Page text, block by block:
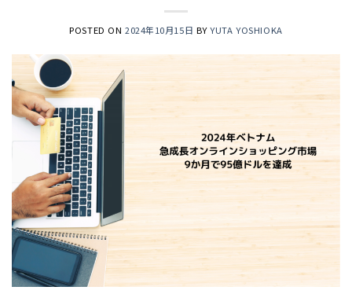
POSTED ON 2024年10月15日 BYYUTA YOSHIOKA